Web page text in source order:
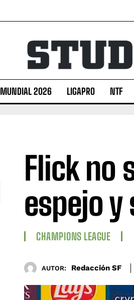
MUNDIAL 2026 LIGAPRO NTF
Flick no
espejo
CHAMPIONS LEAGUE
AUTOR: Redacción SF